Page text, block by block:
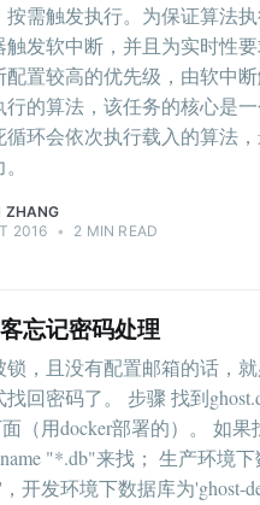
按需触发执行。为保证算法
触发软中断，并且为实时性
置较高的优先级，由软中断
行的算法，该任务的核心是
循环会依次执行载入的算法
ZHANG
2016 • 2 MIN READ
忘记密码处理
锁，且没有配置邮箱的话，
回密码了。 步骤 找到
（用docker部署的）。 如
"*.db"来找； 生产环境
，开发环境下数据库为'ghost-